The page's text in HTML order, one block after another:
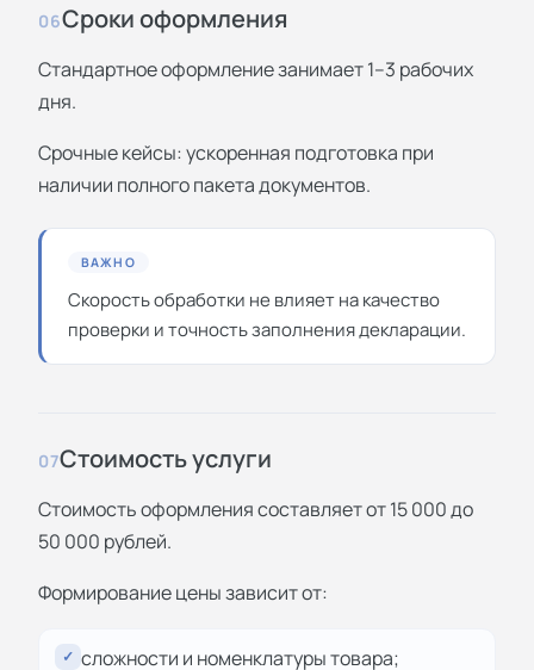
06Сроки оформления
Стандартное оформление занимает 1–3 рабочих
дня.
Срочные кейсы: ускоренная подготовка при
наличии полного пакета документов.
ВАЖНО
Скорость обработки не влияет на качество
проверки и точность заполнения декларации.
07Стоимость услуги
Стоимость оформления составляет от 15 000 до
50 000 рублей.
Формирование цены зависит от:
✓ сложности и номенклатуры товара;